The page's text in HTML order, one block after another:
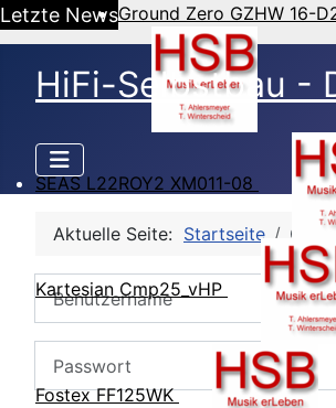
Letzte NewsGround Zero GZHW 16-
SEAS L22ROY2 XM011-08
Kartesian Cmp25_vHP
Fostex FF125WK
HiFi-Selbstbau -
Aktuelle Seite: Startseite CB
Benutzername